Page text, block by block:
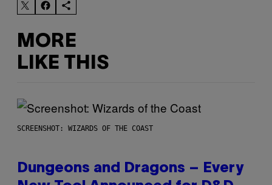
MORE
LIKE THIS
SCREENSHOT: WIZARDS OF THE COAST
Dungeons and Dragons – Every